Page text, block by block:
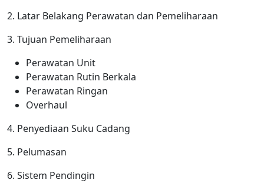
2. Latar Belakang Perawatan dan Pemeliharaan
3. Tujuan Pemeliharaan
Perawatan Unit
Perawatan Rutin Berkala
Perawatan Ringan
Overhaul
4. Penyediaan Suku Cadang
5. Pelumasan
6. Sistem Pendingin